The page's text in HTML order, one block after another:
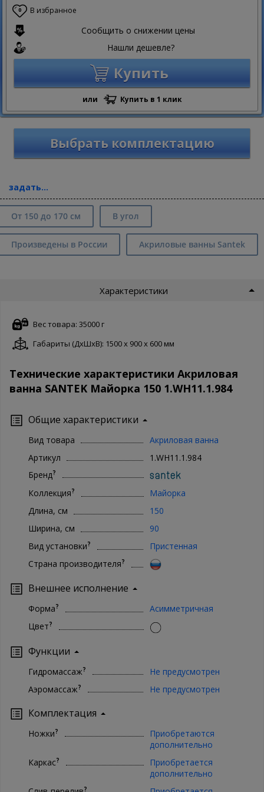
0 В избранное
Сообщить о снижении цены
Нашли дешевле?
Купить
или Купить в 1 клик
Выбрать комплектацию
задать...
От 150 до 170 см В угол
Произведены в России Акриловые ванны Santek
Характеристики
Вес товара: 35000 г
Габариты (ДxШxВ): 1500 x 900 x 600 мм
Технические характеристики Акриловая
ванна SANTEK Майорка 150 1.WH11.1.984
Общие характеристики
Вид товара
Акриловая ванна
Артикул
1.WH11.1.984
Бренд?
Коллекция?
Майорка
Длина, см
150
Ширина, см
90
Вид установки?
Пристенная
Страна производителя?
Внешнее исполнение
Форма?
Асимметричная
Цвет?
Функции
Гидромассаж?
Не предусмотрен
Аэромассаж? Не предусмотрен
Комплектация
Ножки?
Приобретаются
дополнительно
Каркас?
Приобретается
дополнительно
?